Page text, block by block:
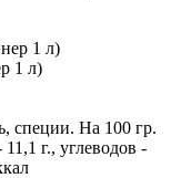
1 л)
специи. На 100 гр.
г., углеводов -